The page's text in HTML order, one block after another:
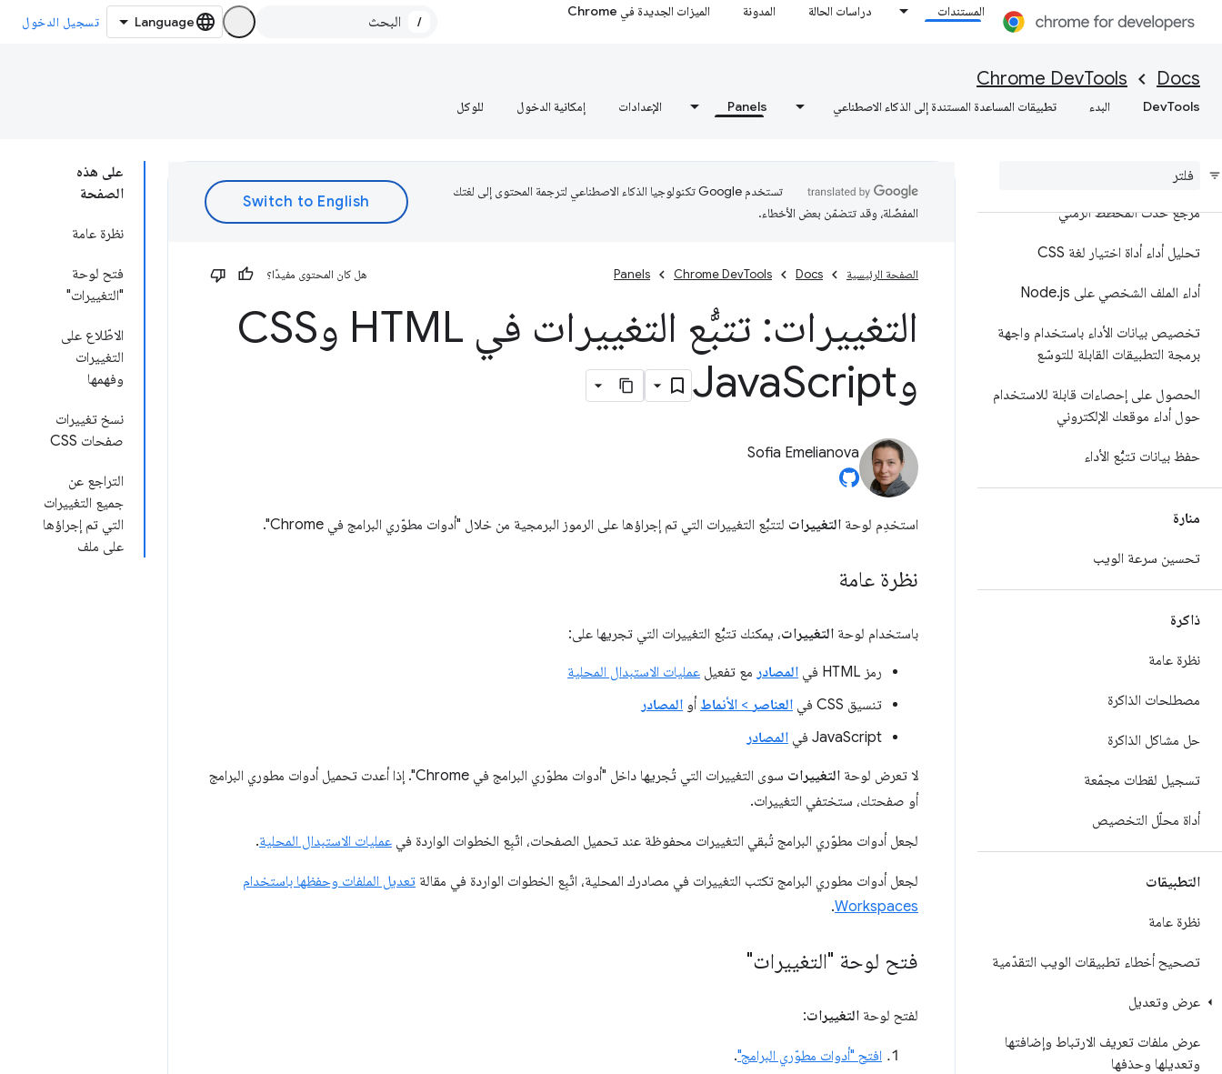
المستندات دراسات الحالة المدونة الميزات الجديدة في Chrome
/ تسجيل الدخول
Docs
Chrome DevTools
DevTools البدء تطبيقات المساعدة المستندة إلى الذكاء الاصطناعي Panels الإعدادات إمكانية الدخول للوكل
نظرة عامة
تحليل أداء وقت التشغيل
إضافة تعليقات توضيحية إلى نتائج
مرجع الميزات
مرجع حدث المخطط الزمني
تحليل أداء أداة اختيار لغة CSS
أداء الملف الشخصي على Node .js
تخصيص بيانات الأداء باستخدام واجهة
برمجة التطبيقات القابلة للتوسّع
الحصول على إحصاءات قابلة للاستخدام
حول أداء موقعك الإلكتروني
حفظ بيانات تتبُّع الأداء
منارة
تحسين سرعة الويب
ذاكرة
نظرة عامة
مصطلحات الذاكرة
حل مشاكل الذاكرة
تسجيل لقطات مجمّعة
أداة محلّل التخصيص
التطبيقات
نظرة عامة
تصحيح أخطاء تطبيقات الويب التقدّمية
عرض وتعديل
عرض ملفات تعريف الارتباط وإضافتها
وتعديلها وحذفها
على هذه
الصفحة
نظرة عامة
فتح لوحة
"التغييرات"
الاطّلاع على
التغييرات
وفهمها
نسخ تغييرات
صفحات CSS
التراجع عن
جميع التغييرات
التي تم إجراؤها
على ملف
تستخدم Google تكنولوجيا الذكاء الاصطناعي لترجمة المحتوى إلى لغتك
المفضّلة، وقد تتضمّن بعض الأخطاء.
الصفحة الرئيسية Docs
Chrome DevTools
Panels هل كان المحتوى مفيدًا؟
التغييرات: تتبُّع التغييرات في HTML وCSS
وJavaScript
Sofia Emelianova
استخدِم لوحة التغييرات لتتبُّع التغييرات التي تم إجراؤها على الرموز البرمجية من خلال "أدوات مطوّري البرامج في Chrome".
نظرة عامة
باستخدام لوحة التغييرات، يمكنك تتبُّع التغييرات التي تجريها على:
رمز HTML في المصادر مع تفعيل عمليات الاستبدال المحلية
تنسيق CSS في
العناصر > الأنماط أو المصادر
JavaScript في
المصادر
لا تعرض لوحة التغييرات
سوى التغييرات التي تُجريها داخل "أدوات مطوّري البرامج في Chrome". إذا أعدت تحميل أدوات مطوري البرامج
أو صفحتك، ستختفي التغييرات.
لجعل أدوات مطوّري البرامج تُبقي التغييرات محفوظة عند تحميل الصفحات، اتّبِع الخطوات الواردة في عمليات الاستبدال المحلية.
لجعل أدوات مطوري البرامج تكتب التغييرات في مصادرك المحلية، اتّبِع الخطوات الواردة في مقالة تعديل الملفات وحفظها باستخدام
Workspaces
.
فتح لوحة "التغييرات"
لفتح لوحة التغييرات:
افتح "أدوات مطوّري البرامج".